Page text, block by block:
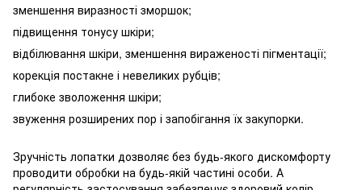
зменшення виразності зморшок;
підвищення тонусу шкіри;
відбілювання шкіри, зменшення вираженості пігментації;
корекція постакне і невеликих рубців;
глибоке зволоження шкіри;
звуження розширених пор і запобігання їх закупорки.
Зручність лопатки дозволяє без будь-якого дискомфорту
проводити обробки на будь-якій частині особи. А